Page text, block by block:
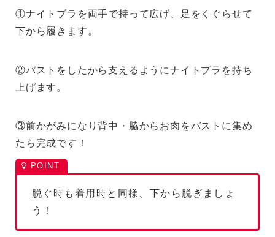
①ナイトブラを両手で持って広げ、足をくぐらせて
下から履きます。
②バストをしたから支えるようにナイトブラを持ち
上げます。
③前かがみになり背中・脇からお肉をバストに集め
たら完成です！
脱ぐ時も着用時と同様、下から脱ぎましょ
う！